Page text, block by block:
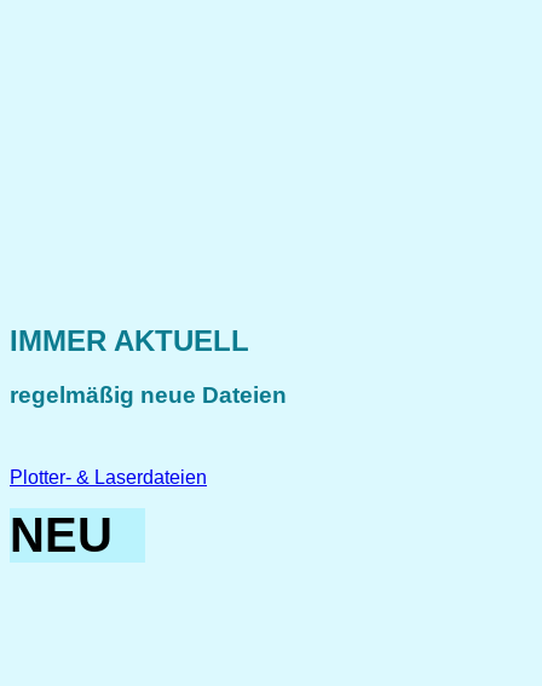
IMMER AKTUELL
regelmäßig neue Dateien
Plotter- & Laserdateien
NEU